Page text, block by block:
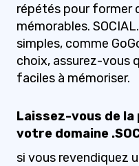
répétés pour former
mémorables.
simples, comme
choix, assurez-vous
faciles à mémoriser.
Laissez-vous de la
votre domaine
si vous revendiquez